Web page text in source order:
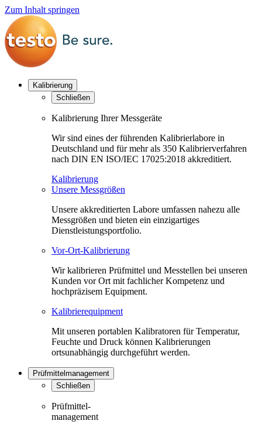
Zum Inhalt springen
Kalibrierung
Schließen
Kalibrierung Ihrer Messgeräte
Wir sind eines der führenden Kalibrierlabore in
Deutschland und für mehr als 350 Kalibrierverfahren
nach DIN EN ISO/IEC 17025:2018 akkreditiert.
Kalibrierung
Unsere Messgrößen
Unsere akkreditierten Labore umfassen nahezu alle
Messgrößen und bieten ein einzigartiges
Dienstleistungsportfolio.
Vor-Ort-Kalibrierung
Wir kalibrieren Prüfmittel und Messtellen bei unseren
Kunden vor Ort mit fachlicher Kompetenz und
hochpräzisem Equipment.
Kalibrierequipment
Mit unseren portablen Kalibratoren für Temperatur,
Feuchte und Druck können Kalibrierungen
ortsunabhängig durchgeführt werden.
Prüfmittelmanagement
Schließen
Prüfmittel-
management